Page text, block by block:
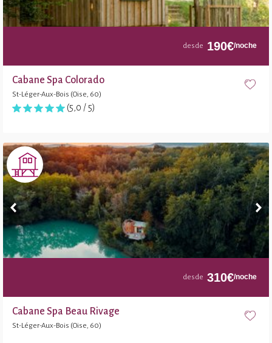
desde 190€/noche
Cabane Spa Colorado
St-Léger-Aux-Bois (Oise, 60)
(5,0 / 5)
desde 310€/noche
Cabane Spa Beau Rivage
St-Léger-Aux-Bois (Oise, 60)